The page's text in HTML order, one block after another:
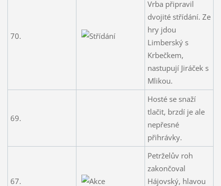
70.
Vrba připravil
dvojité střídání. Ze
hry jdou
Limberský s
Krbečkem,
nastupují Jiráček s
Mlikou.
69.
Hosté se snaží
tlačit, brzdí je ale
nepřesné
přihrávky.
67.
Petrželův roh
zakončoval
Hájovský, hlavou